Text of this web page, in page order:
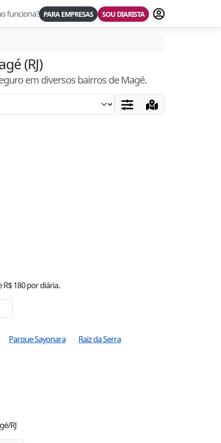
funciona? PARA EMPRESAS SOU DIARISTA Fazer login
(RJ)
em diversos bairrosde Magé.
R$180por diária.
Parque Sayonara
Raiz da Serra
RJ